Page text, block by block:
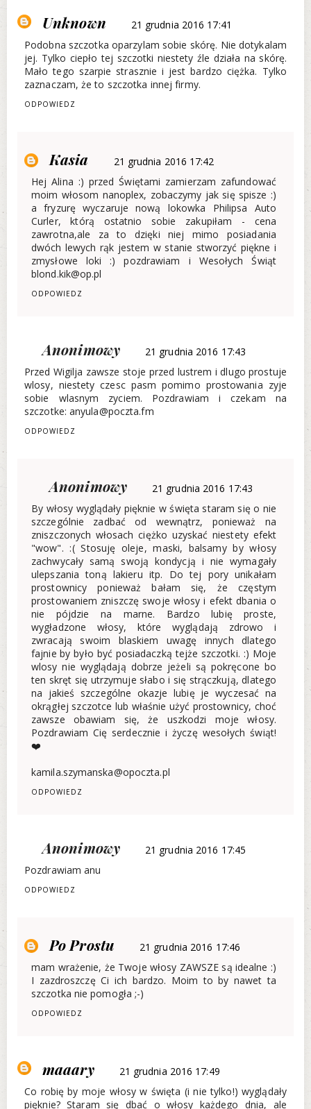
Unknown
21 grudnia 2016 17:41
Podobna szczotka oparzylam sobie skórę. Nie dotykalam
jej. Tylko ciepło tej szczotki niestety źle działa na skórę.
Mało tego szarpie strasznie i jest bardzo ciężka. Tylko
zaznaczam, że to szczotka innej firmy.
ODPOWIEDZ
Kasia
21 grudnia 2016 17:42
Hej Alina :) przed Świętami zamierzam zafundować
moim włosom nanoplex, zobaczymy jak się spisze :)
a fryzurę wyczaruje nową lokowka Philipsa Auto
Curler, którą ostatnio sobie zakupiłam - cena
zawrotna,ale za to dzięki niej mimo posiadania
dwóch lewych rąk jestem w stanie stworzyć piękne i
zmysłowe loki :) pozdrawiam i Wesołych Świąt
blond.kik@op.pl
ODPOWIEDZ
Anonimowy
21 grudnia 2016 17:43
Przed Wigilja zawsze stoje przed lustrem i dlugo prostuje
wlosy, niestety czesc pasm pomimo prostowania zyje
sobie wlasnym zyciem. Pozdrawiam i czekam na
szczotke: anyula@poczta.fm
ODPOWIEDZ
Anonimowy
21 grudnia 2016 17:43
By włosy wyglądały pięknie w święta staram się o nie
szczególnie zadbać od wewnątrz, ponieważ na
zniszczonych włosach ciężko uzyskać niestety efekt
"wow". :( Stosuję oleje, maski, balsamy by włosy
zachwycały samą swoją kondycją i nie wymagały
ulepszania toną lakieru itp. Do tej pory unikałam
prostownicy ponieważ bałam się, że częstym
prostowaniem zniszczę swoje włosy i efekt dbania o
nie pójdzie na marne. Bardzo lubię proste,
wygładzone włosy, które wyglądają zdrowo i
zwracają swoim blaskiem uwagę innych dlatego
fajnie by było być posiadaczką tejże szczotki. :) Moje
wlosy nie wyglądają dobrze jeżeli są pokręcone bo
ten skręt się utrzymuje słabo i się strączkują, dlatego
na jakieś szczególne okazje lubię je wyczesać na
okrągłej szczotce lub właśnie użyć prostownicy, choć
zawsze obawiam się, że uszkodzi moje włosy.
Pozdrawiam Cię serdecznie i życzę wesołych świąt!
❤️
kamila.szymanska@opoczta.pl
ODPOWIEDZ
Anonimowy
21 grudnia 2016 17:45
Pozdrawiam anu
ODPOWIEDZ
Po Prostu
21 grudnia 2016 17:46
mam wrażenie, że Twoje włosy ZAWSZE są idealne :)
I zazdroszczę Ci ich bardzo. Moim to by nawet ta
szczotka nie pomogła ;-)
ODPOWIEDZ
maaary
21 grudnia 2016 17:49
Co robię by moje włosy w święta (i nie tylko!) wyglądały
pięknie? Staram się dbać o włosy każdego dnia, ale